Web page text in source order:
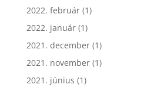
2022. február(1)
2022. január(1)
2021. december(1)
2021. november(1)
2021. június (1)